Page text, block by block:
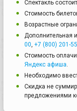
Спектакль
Стоимость
Возрастные
Дополнительная
00 +7 (800) 201-
Стоимость
Яндекс афиша
Необходимо
Скидка не
предложениями